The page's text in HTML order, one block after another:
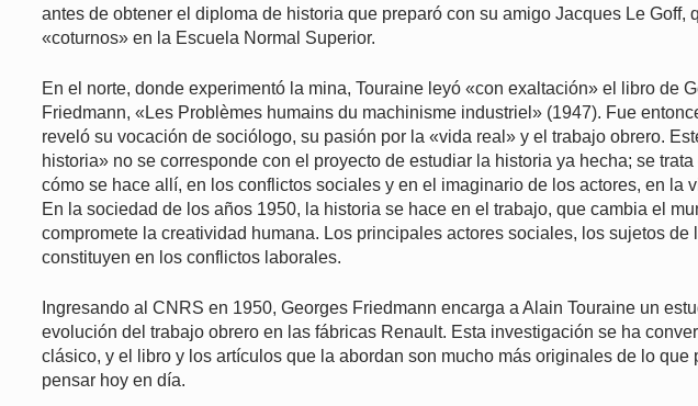
antes de obtener el diploma de historia que preparó con su amigo Jacques Le Goff,
«coturnos» en la Escuela Normal Superior.
En el norte, donde experimentó la mina, Touraine leyó «con exaltación» el libro de
Friedmann, «Les Problèmes humains du machinisme industriel» (1947). Fue
reveló su vocación de sociólogo, su pasión por la «vida real» y el trabajo obrero.
historia» no se corresponde con el proyecto de estudiar la historia ya hecha; se
cómo se hace allí, en los conflictos sociales y en el imaginario de los actores, en la
En la sociedad de los años 1950, la historia se hace en el trabajo, que cambia el
compromete la creatividad humana. Los principales actores sociales, los sujetos de
constituyen en los conflictos laborales.
Ingresando al CNRS en 1950, Georges Friedmann encarga a Alain Touraine un
evolución del trabajo obrero en las fábricas Renault. Esta investigación se ha
clásico, y el libro y los artículos que la abordan son mucho más originales de lo que
pensar hoy en día.